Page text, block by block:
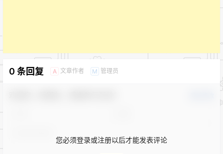
0 条回复 A 文章作者 M 管理员
您必须登录或注册以后才能发表评论